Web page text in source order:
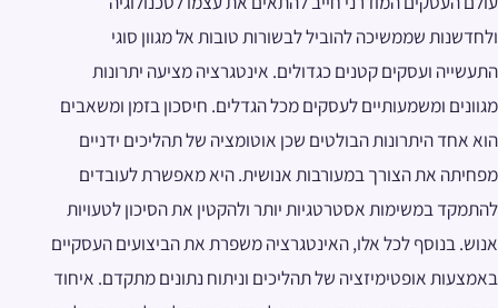
ולחדשנות שממשיכה להוביל לבשורות טובות אל מגוון סוגי
התעשייה ועסקים קטנים כגדולים. אינטגרציה מציעה יתרונות
מגוונים ומשמעותיים לעסקים מכל הגדלים. חיסכון בזמן ומשאבים
הוא אחד היתרונות הבולטים שכן אוטומציה של תהליכים ידניים
מפחיתה את הצורך במעורבות אנושית. היא מאפשרת לעובדים
להתמקד במשימות אסטרטגיות יותר ולהקטין את הסיכון לטעויות
אנוש. בנוסף לכל אלו, האינטגרציה משפרת את הביצועים העסקיים
באמצעות אופטימיזציה של תהליכים וניתוח נתונים מתקדם. איחוד